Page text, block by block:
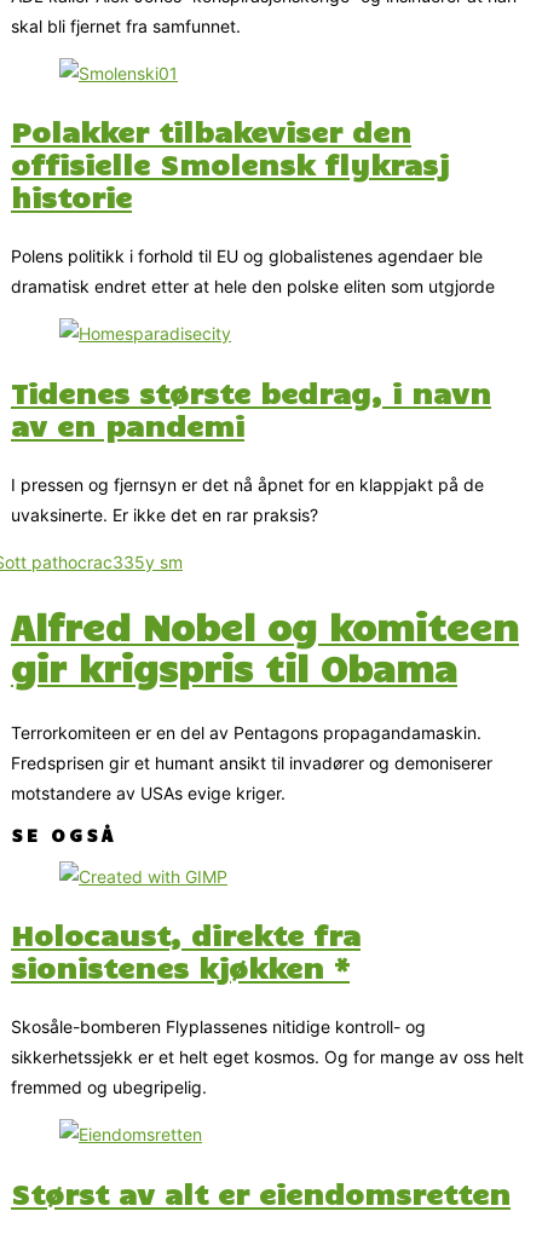
skal bli fjernet fra samfunnet.
Polakker tilbakeviser den
offisielle Smolensk flykrasj
historie
Polens politikk i forhold til EU og globalistenes agendaer ble
dramatisk endret etter at hele den polske eliten som utgjorde
Tidenes største bedrag, i navn
av en pandemi
I pressen og fjernsyn er det nå åpnet for en klappjakt på de
uvaksinerte. Er ikke det en rar praksis?
Alfred Nobel og komiteen
gir krigspris til Obama
Terrorkomiteen er en del av Pentagons propagandamaskin.
Fredsprisen gir et humant ansikt til invadører og demoniserer
motstandere av USAs evige kriger.
SE OGSÅ
Holocaust, direkte fra
sionistenes kjøkken *
Skosåle-bomberen Flyplassenes nitidige kontroll- og
sikkerhetssjekk er et helt eget kosmos. Og for mange av oss helt
fremmed og ubegripelig.
Størst av alt er eiendomsretten